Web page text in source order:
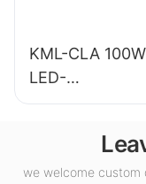
KML-CLA 100W
LED-
områder såsom
tankstationer
we welcome custom